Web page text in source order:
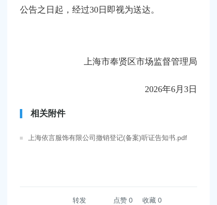
公告之日起，经过30日即视为送达。
上海市奉贤区市场监督管理局
2026年6月 3 日
相关附件
上海依言服饰有限公司撤销登记(备案)听证告知书.pdf
转发 点赞 0 收藏 0